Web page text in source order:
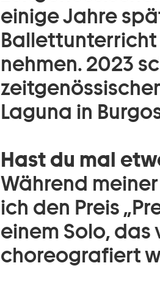
einige Jahre
Ballettunterricht
nehmen. 2023
Laguna in
Hast du mal
Während
ich den Preis
einem Solo, das
choreografiert